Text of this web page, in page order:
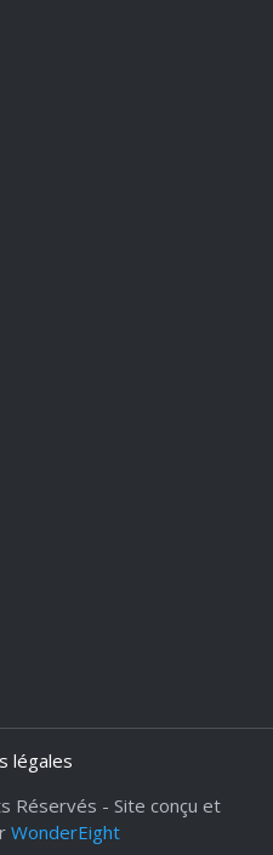
légales
Réservés - Site conçu et
WonderEight